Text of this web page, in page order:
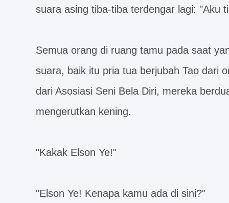
suara asing tiba-tiba terdengar lagi: "Aku
Semua orang di ruang tamu pada saat
suara, baik itu pria tua berjubah Tao dari
dari Asosiasi Seni Bela Diri, mereka
mengerutkan kening.
"Kakak Elson Ye!"
"Elson Ye! Kenapa kamu ada di sini?"